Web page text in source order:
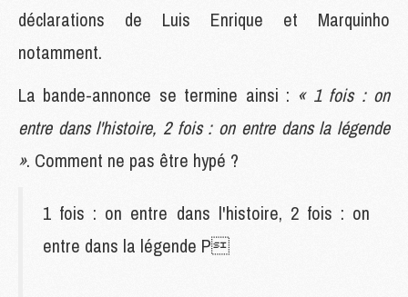
déclarations de Luis Enrique et Marquinho
notamment.
La bande-annonce se termine ainsi : « 1 fois : on
entre dans l'histoire, 2 fois : on entre dans la légende
». Comment ne pas être hypé ?
1 fois : on entre dans l'histoire, 2 fois : on
entre dans la légende P